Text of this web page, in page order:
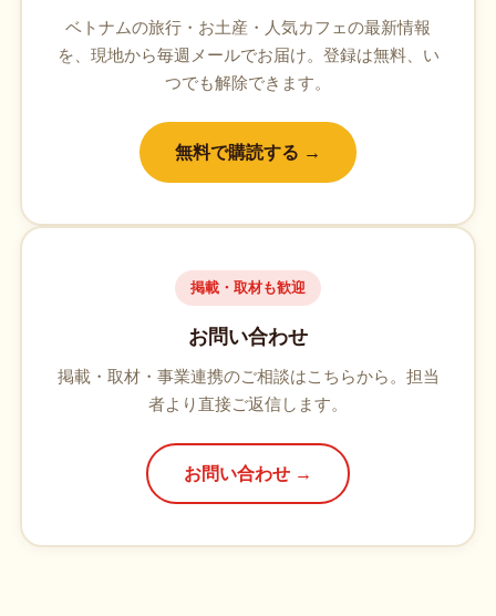
ベトナムの旅行・お土産・人気カフェの最新情報
を、現地から毎週メールでお届け。登録は無料、い
つでも解除できます。
無料で購読する →
掲載・取材も歓迎
お問い合わせ
掲載・取材・事業連携のご相談はこちらから。担当
者より直接ご返信します。
お問い合わせ →